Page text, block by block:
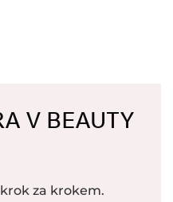
V BEAUTY
za krokem.